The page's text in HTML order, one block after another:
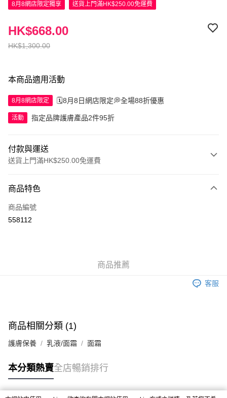
8月8網店限定獨享 送貨上門滿HK$250.00免運費
HK$1,300.00
HK$668.00
本商品適用活動
8月8網店限定 🗓️8月8日網店限定💭全場88折優惠
活動 指定品牌護膚產品2件95折
付款與運送
送貨上門滿HK$250.00免運費
信用卡
Apple Pay
付款後門市自取，訂單確認後2-4個工作天到店，7天內取。逾期後
商品特色
商品編號
558112
商品推薦
客服
商品相關分類 (1)
護膚保養 乳液/面霜 面霜
本分類熱賣全店暢銷排行